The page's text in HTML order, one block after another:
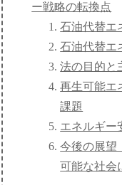
ー戦略の転換点
石油代替エ
石油代替エ
法の目的と
再生可能エ
課題
エネルギー
今後の展望
可能な社会